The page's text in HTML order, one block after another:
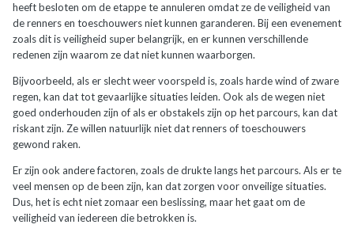
heeft besloten om de etappe te annuleren omdat ze de veiligheid van
de renners en toeschouwers niet kunnen garanderen. Bij een evenement
zoals dit is veiligheid super belangrijk, en er kunnen verschillende
redenen zijn waarom ze dat niet kunnen waarborgen.
Bijvoorbeeld, als er slecht weer voorspeld is, zoals harde wind of zware
regen, kan dat tot gevaarlijke situaties leiden. Ook als de wegen niet
goed onderhouden zijn of als er obstakels zijn op het parcours, kan dat
riskant zijn. Ze willen natuurlijk niet dat renners of toeschouwers
gewond raken.
Er zijn ook andere factoren, zoals de drukte langs het parcours. Als er te
veel mensen op de been zijn, kan dat zorgen voor onveilige situaties.
Dus, het is echt niet zomaar een beslissing, maar het gaat om de
veiligheid van iedereen die betrokken is.